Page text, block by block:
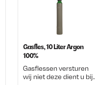
Gasfles, 10 Liter Argon
100%
Gasflessen versturen
wij niet deze dient u bij